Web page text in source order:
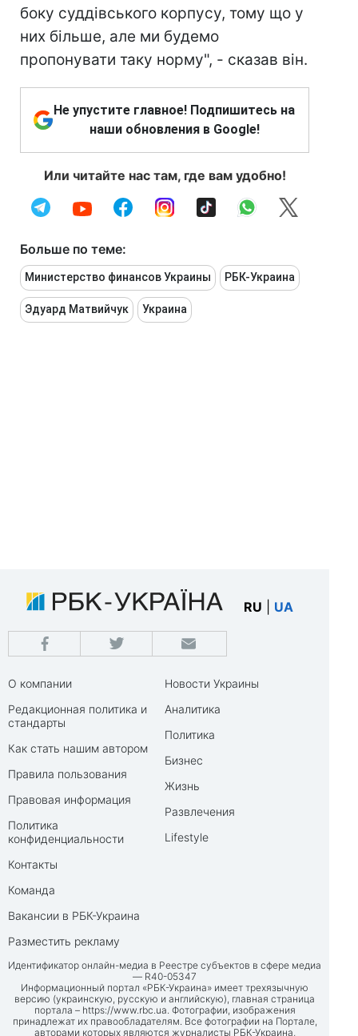
боку суддівського корпусу, тому що у
них більше, але ми будемо
пропонувати таку норму", - сказав він.
Не упустите главное! Подпишитесь на
наши обновления в Google!
Или читайте нас там, где вам удобно!
Больше по теме:
Министерство финансов Украины РБК-Украина
Эдуард Матвийчук Украина
RU UA
О компании
Редакционная политика и
стандарты
Как стать нашим автором
Правила пользования
Правовая информация
Политика
конфиденциальности
Контакты
Команда
Вакансии в РБК-Украина
Разместить рекламу
Новости Украины
Аналитика
Политика
Бизнес
Жизнь
Развлечения
Lifestyle
Идентификатор онлайн-медиа в Реестре субъектов в сфере медиа
— R40-05347
Информационный портал «РБК-Украина» имеет трехязычную
версию (украинскую, русскую и английскую), главная страница
портала – https://www.rbc.ua. Фотографии, изображения
принадлежат их правообладателям. Все фотографии на Портале,
авторами которых являются журналисты РБК-Украина,